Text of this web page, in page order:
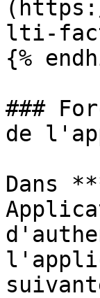
lti-
{%
###
de
Dans